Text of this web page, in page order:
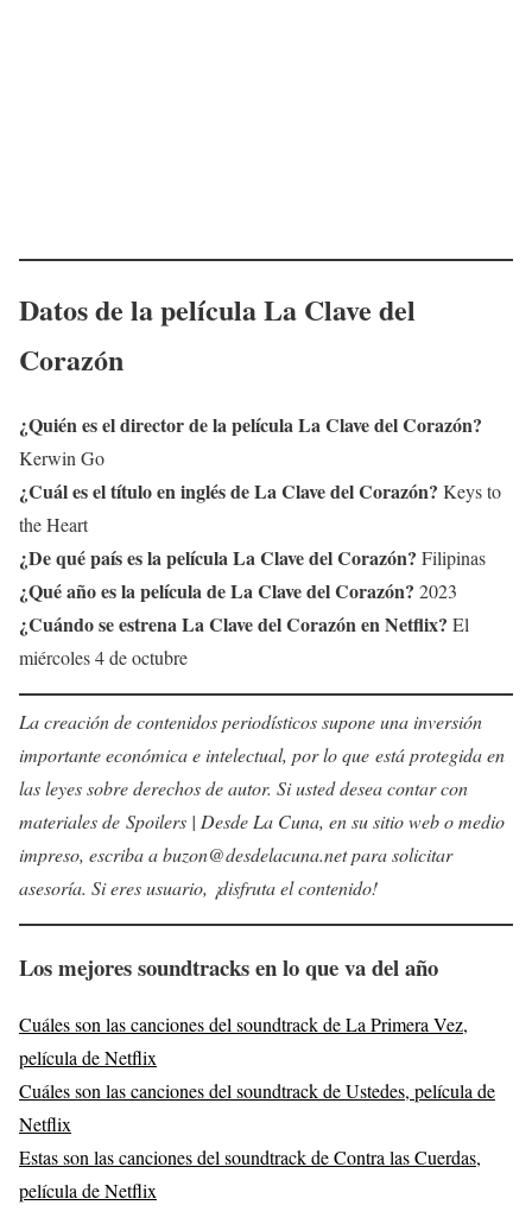
Datos de la películaLa Clave del
Corazón
¿Quién es el director de la películaLa Clave del Corazón?
Kerwin Go
¿Cuál es el título en inglés deLa Clave del Corazón? Keys to
the Heart
¿De qué país es la películaLa Clave del Corazón? Filipinas
¿Qué año es la película deLa Clave del Corazón? 2023
¿Cuándo se estrenaLa Clave del Corazónen Netflix? El
miércoles 4 de octubre
La creación de contenidos periodísticos supone una inversión
importante económica e intelectual, por lo que está protegida en
las leyes sobre derechos de autor. Si usted desea contar con
materiales de Spoilers | Desde La Cuna, en su sitio web o medio
impreso, escriba a buzon@desdelacuna.net para solicitar
asesoría. Si eres usuario, ¡disfruta el contenido!
Los mejores soundtracks en lo que va del año
Cuáles son las canciones del soundtrack de La Primera Vez,
película de Netflix
Cuáles son las canciones del soundtrack de Ustedes, película de
Netflix
Estas son las canciones del soundtrack de Contra las Cuerdas,
película de Netflix